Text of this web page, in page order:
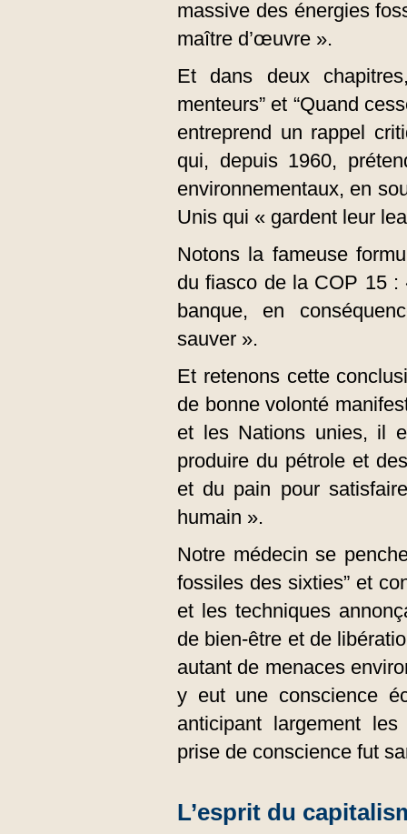
massive des énergies
maître d’œuvre ».
Et dans deux
menteurs” et “Quand
entreprend un rappel
qui, depuis 1960,
environnementaux, en
Unis qui « gardent leur
Notons la fameuse
du fiasco de la COP 15 :
banque, en
sauver ».
Et retenons cette
de bonne volonté
et les Nations unies, il
produire du pétrole et
et du pain pour
humain ».
Notre médecin se
fossiles des sixties” et
et les techniques
de bien-être et de
autant de menaces
y eut une conscience
anticipant largement
prise de conscience fut
L’esprit du